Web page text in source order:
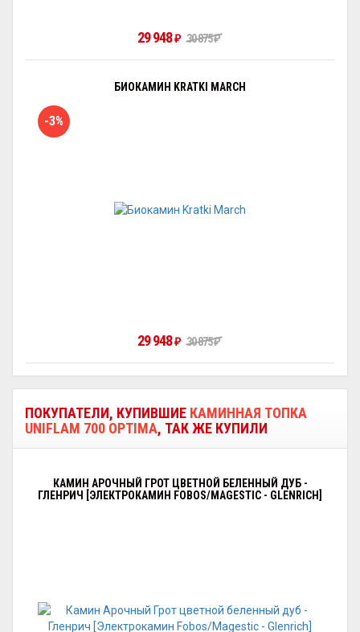
29 948₽ 30 875₽
БИОКАМИН KRATKI MARCH
-3%
29 948₽ 30 875₽
ПОКУПАТЕЛИ, КУПИВШИЕ КАМИННАЯ ТОПКА
UNIFLAM 700 OPTIMA, ТАК ЖЕ КУПИЛИ
КАМИН АРОЧНЫЙ ГРОТ ЦВЕТНОЙ БЕЛЕННЫЙ ДУБ -
ГЛЕНРИЧ [ЭЛЕКТРОКАМИН FOBOS/MAGESTIC - GLENRICH]